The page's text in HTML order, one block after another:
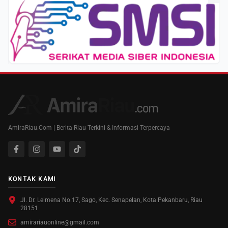
AmiraRiau.Com | Berita Riau Terkini & Informasi Terpercaya
KONTAK KAMI
Jl. Dr. Leimena No.17, Sago, Kec. Senapelan, Kota Pekanbaru, Riau
28151
amirariauonline@gmail.com